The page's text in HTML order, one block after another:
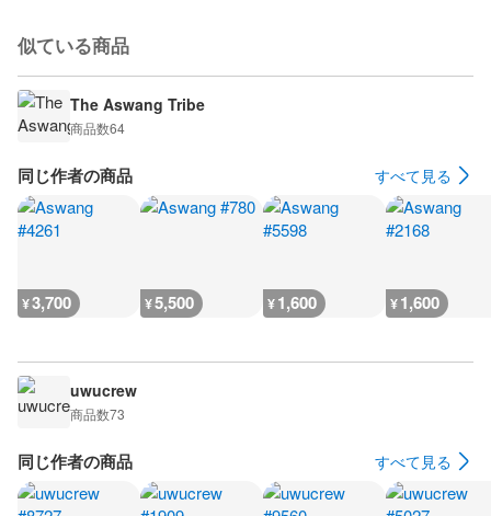
似ている商品
The Aswang Tribe
商品数64
同じ作者の商品 すべて見る
¥3,700 ¥5,500 ¥1,600 ¥1,600
uwucrew
商品数73
同じ作者の商品 すべて見る